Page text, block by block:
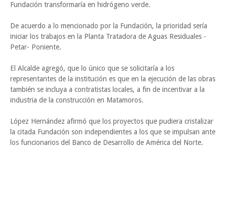
Fundación transformaría en hidrógeno verde.
De acuerdo a lo mencionado por la Fundación, la prioridad sería
iniciar los trabajos en la Planta Tratadora de Aguas Residuales -
Petar- Poniente.
El Alcalde agregó, que lo único que se solicitaría a los
representantes de la institución es que en la ejecución de las obras
también se incluya a contratistas locales, a fin de incentivar a la
industria de la construcción en Matamoros.
López Hernández afirmó que los proyectos que pudiera cristalizar
la citada Fundación son independientes a los que se impulsan ante
los funcionarios del Banco de Desarrollo de América del Norte.